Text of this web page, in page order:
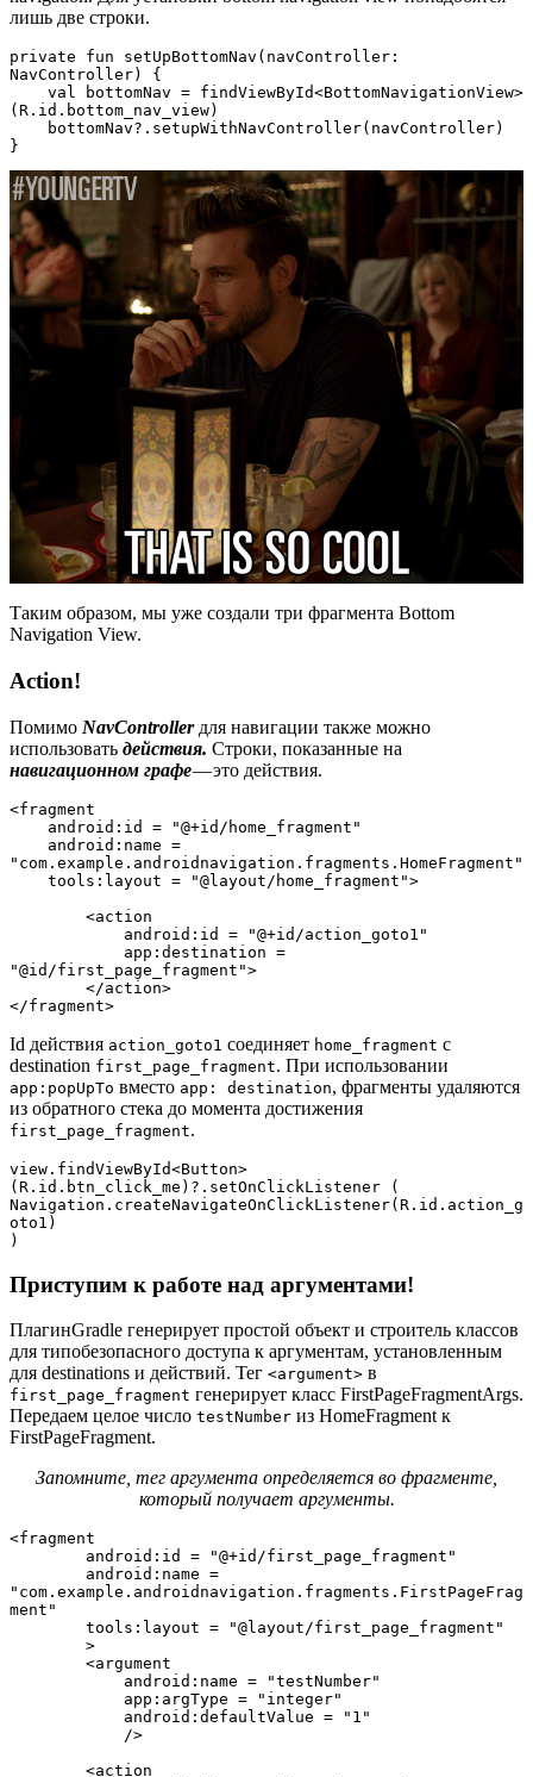
лишь две строки.
private fun setUpBottomNav(navController:
NavController) {
(R.id.bottom_nav_view)
}
Таким образом, мы уже создали три фрагмента Bottom
Navigation View.
Action!
Помимо NavControllerдля навигации также можно
использовать действия. Строки, показанные на
навигационном графе— это действия.
<fragment
"com.example.androidnavigation.fragments.HomeFragment"
"@id/first_page_fragment">
</fragment>
Id действия action_goto1 соединяет home_fragment с
destination first_page_fragment. При использовании
app:popUpTo вместо app: destination, фрагменты удаляются
из обратного стека до момента достижения
first_page_fragment.
view.findViewById<Button>
(R.id.btn_click_me)?.setOnClickListener (
Navigation.createNavigateOnClickListener(R.id.action_g
oto1)
)
Приступим к работе над аргументами!
ПлагинGradle генерирует простой объект и строитель классов
для типобезопасного доступа к аргументам, установленным
для destinations и действий. Тег <argument> в
first_page_fragment генерирует класс FirstPageFragmentArgs.
Передаем целое число testNumber из HomeFragment к
FirstPageFragment.
Запомните, тег аргумента определяется во фрагменте,
который получает аргументы.
<fragment
"com.example.androidnavigation.fragments.FirstPageFrag
ment"